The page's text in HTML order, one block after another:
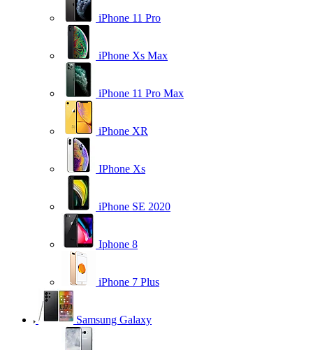
iPhone 11 Pro
iPhone Xs Max
iPhone 11 Pro Max
iPhone XR
IPhone Xs
iPhone SE 2020
Iphone 8
iPhone 7 Plus
Samsung Galaxy